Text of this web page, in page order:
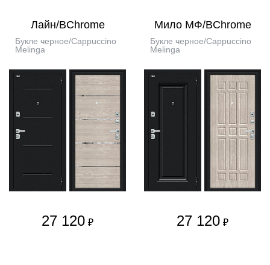
Лайн/BChrome
Букле черное/Cappuccino
Melinga
27 120 ₽
Мило МФ/BChrome
Букле черное/Cappuccino
Melinga
27 120 ₽